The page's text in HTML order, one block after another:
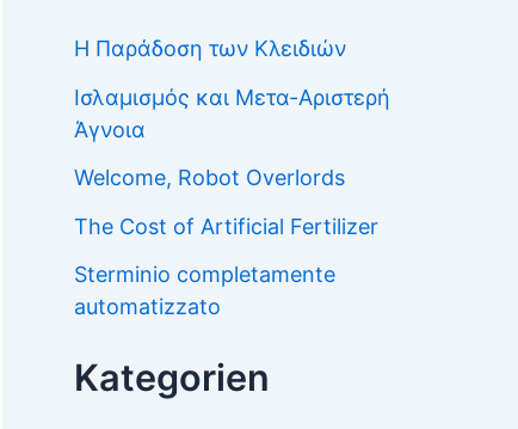
Η Παράδοση των Κλειδιών
Ισλαμισμός και Μετα-Αριστερή
Άγνοια
Welcome, Robot Overlords
The Cost of Artificial Fertilizer
Sterminio completamente
automatizzato
Kategorien